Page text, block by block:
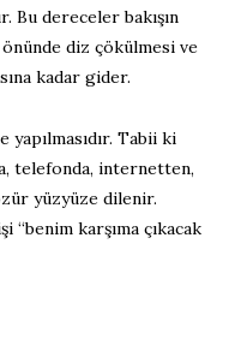
Bu dereceler bakışın
diz çökülmesi ve
kadar gider.
Tabii ki
telefonda, internetten,
yüzyüze dilenir.
“benim karşıma çıkacak